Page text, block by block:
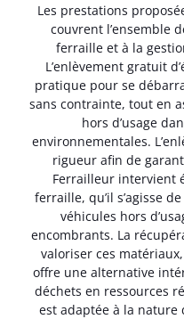
Les prestations
couvrent l’ensemble
ferraille et à la
L’enlèvement gratuit
pratique pour se
sans contrainte, tout en
hors d’usage
environnementales.
rigueur afin de
Ferrailleur intervient
ferraille, qu’il s’agisse
véhicules hors
encombrants. La
valoriser ces
offre une alternative
déchets en ressources
est adaptée à la nature